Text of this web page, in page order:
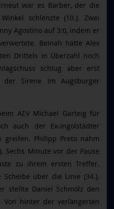
war es Barber, der die
schlenzte (10.). Zwei
Agostino auf 3:0, indem er
Beinah hätte Alex
Drittels in Überzahl noch
schlug aber erst
der Sirene im Augsburger
AEV Michael Garteig für
auch der Ex-Ingolstädter
greifen. Philipp Preto nahm
Sechs Minute vor der Pause
zu ihrem ersten Treffer.
über die Linie (34.).
stellte Daniel Schmölz den
hinter der verlängerten